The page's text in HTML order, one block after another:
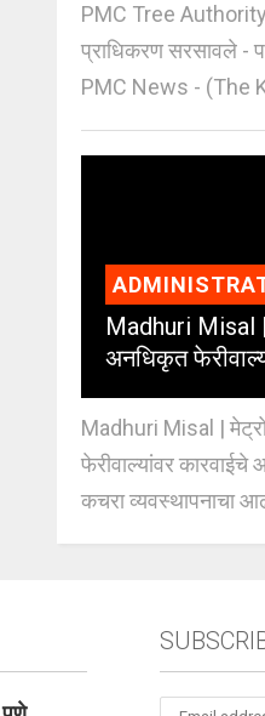
PMC Tree Authority |
प्राधिकरण सरसावले -
PMC News - (The
Madhuri Misal |
अनधिकृत
Madhuri Misal |
फेरीवाल्यांवर
कचरा व्यवस्थापनाचा